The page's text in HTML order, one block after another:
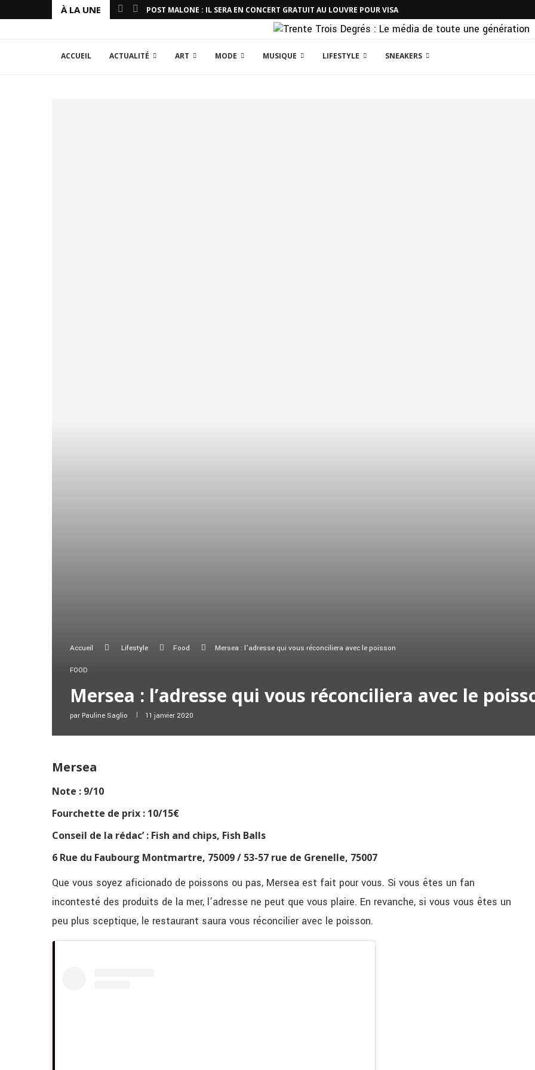
À LA UNE POST MALONE : IL SERA EN CONCERT GRATUIT AU LOUVRE POUR VISA
ACCUEIL ACTUALITÉ ART MODE MUSIQUE LIFESTYLE SNEAKERS
Accueil Lifestyle Food Mersea : l’adresse qui vous réconciliera avec le poisson
FOOD
Mersea : l’adresse qui vous réconciliera avec le
par Pauline Saglio 11 janvier 2020
Mersea
Note : 9/10
Fourchette de prix : 10/15€
Conseil de la rédac’ : Fish and chips, Fish Balls
6 Rue du Faubourg Montmartre, 75009 / 53-57 rue de Grenelle, 75007
Que vous soyez aficionado de poissons ou pas, Mersea est fait pour vous. Si vous êtes un fan
incontesté des produits de la mer, l’adresse ne peut que vous plaire. En revanche, si vous vous êtes un
peu plus sceptique, le restaurant saura vous réconcilier avec le poisson.